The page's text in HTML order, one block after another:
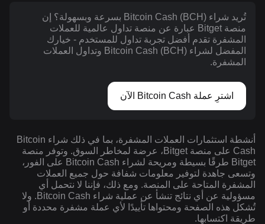
تُريد شراء Bitcoin Cash (BCH) بسرعة وبسهولة؟ إن
منصة Bitget عبارة عن منصة تداول عالمية للعملات
المشفرة تقدم أفضل تجربة تداول للمستخدم - خيارك
المفضل لشراء Bitcoin Cash (BCH) وتداول العملات
المشفرة.
اشترِ عملة Bitcoin Cash الآن
أنشطة استثمارات العملات المشفرة، بما في ذلك شراء Bitcoin
Cash على منصة Bitget، عرضة لمخاطر السوق. وتوفر منصة
Bitget طرقًا بسيطة ومريحة لشراء Bitcoin Cash على الفور،
وتسعى جاهدة لتوفير معلومات شفافة حول جميع العملات
المشفرة المتاحة على المنصة. ومع ذلك، فإننا لا نتحمل أي
مسؤولية عن أي نتائج تنشأ عن عملية شراء Bitcoin Cash. ولا
تُشكل هذه الصفحة ومحتواها تأييدًا لأي عملة مشفرة محددة أو
طريقة اكتسابها.